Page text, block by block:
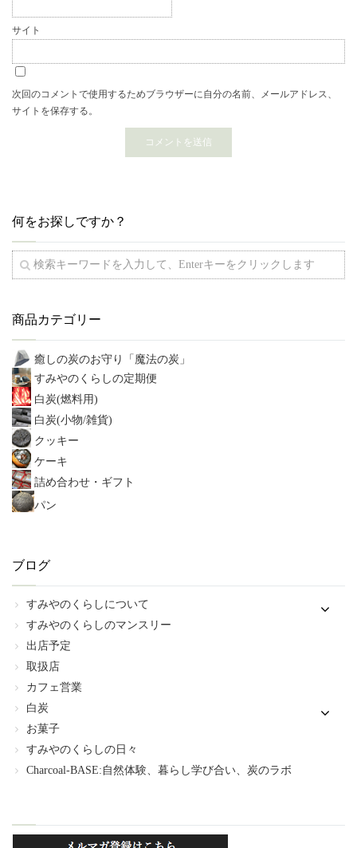
サイト
次回のコメントで使用するためブラウザーに自分の名前、メールアドレス、
サイトを保存する。
何をお探しですか？
商品カテゴリー
癒しの炭のお守り「魔法の炭」
すみやのくらしの定期便
白炭(燃料用)
白炭(小物/雑貨)
クッキー
ケーキ
詰め合わせ・ギフト
パン
ブログ
すみやのくらしについて
すみやのくらしのマンスリー
出店予定
取扱店
カフェ営業
白炭
お菓子
すみやのくらしの日々
Charcoal-BASE:自然体験、暮らし学び合い、炭のラボ